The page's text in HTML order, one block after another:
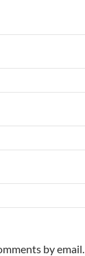
by email.